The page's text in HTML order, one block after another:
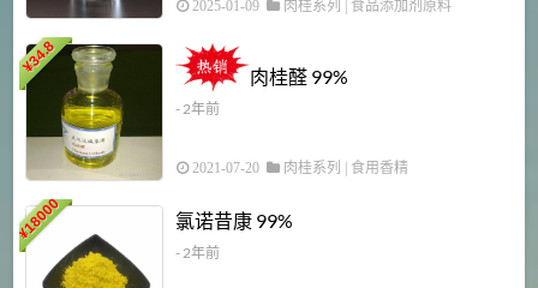
2025-01-09 肉桂系列 食品添加剂原料
¥
34.8
肉桂醛 99%
- 2年前
2021-07-20 肉桂系列 食用香精
¥
18000 氯诺昔康 99%
- 2年前